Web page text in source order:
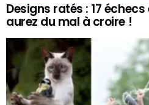
Designs ratés : 17
aurez du mal à croire !